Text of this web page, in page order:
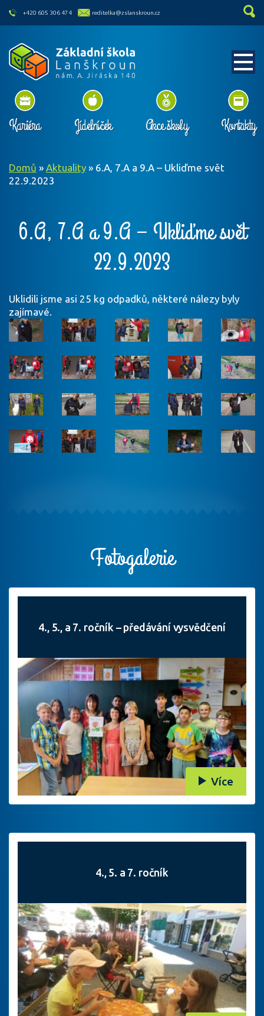
skip to main content
+420 605 306 474 reditelka@zslanskroun.cz
Kariéra Jídelníček Akce školy Kontakty
Domů » Aktuality » 6.A, 7.A a 9.A – Ukliďme svět
22.9.2023
6.A, 7.A a 9.A – Ukliďme svět
22.9.2023
Uklidili jsme asi 25 kg odpadků, některé nálezy byly
zajímavé.
Fotogalerie
4., 5., a 7. ročník – předávání vysvědčení
Více
4., 5. a 7. ročník